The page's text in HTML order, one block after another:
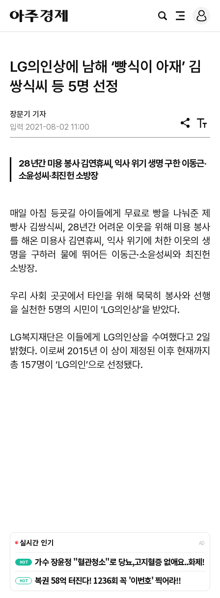
아
주
경
검
전
로
그
LG의인상에 남해 ‘빵식이 아재’ 김
쌍식씨 등 5명 선정
장문기 기자
입력 2021-08-02 11:00
공
유
텍
스
기
28년간 미용 봉사 김연휴씨, 익사 위기 생명 구한 이동근·
소윤성씨·최진헌 소방장
매일 아침 등굣길 아이들에게 무료로 빵을 나눠준 제
빵사 김쌍식씨, 28년간 어려운 이웃을 위해 미용 봉사
를 해온 미용사 김연휴씨, 익사 위기에 처한 이웃의 생
명을 구하러 물에 뛰어든 이동근·소윤성씨와 최진헌
소방장.
우리 사회 곳곳에서 타인을 위해 묵묵히 봉사와 선행
을 실천한 5명의 시민이 ‘LG의인상’을 받았다.
LG복지재단은 이들에게 LG의인상을 수여했다고 2일
밝혔다. 이로써 2015년 이 상이 제정된 이후 현재까지
총 157명이 ‘LG의인’으로 선정됐다.